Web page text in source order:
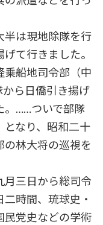
は現地除隊を行
て行きました。
乗船地司令部（中
ら日僑引き揚げ
。……ついで部隊
となり、昭和二十
林大将の巡視を
三日から総司令
時間、琉球史・
民党史などの学術